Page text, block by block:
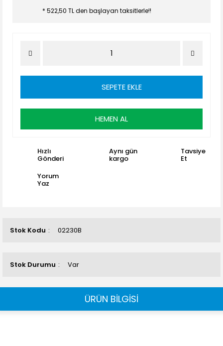
Stok Kodu 02230B
Stok Durumu Var
* 522,50 TL den başlayan taksitlerle!!
SEPETE EKLE
HEMEN AL
Hızlı
Gönderi
Aynı gün
kargo
Tavsiye
Et
Yorum
Yaz
ÜRÜN BİLGİSİ